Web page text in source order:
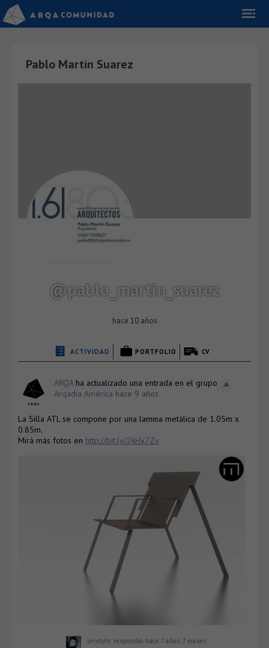
Pablo Martin Suarez
@pablo_martin_suarez
hace 10 años
ACTIVIDAD PORTFOLIO CV
ARQAha actualizado una entrada en el grupo
Arqadia América hace 9 años
La Silla ATL se compone por una lamina metálica de 1.05m x
0.85m.
Mirá más fotos en http://bit.ly/2kHx7Zv
yendyhc respondió hace 7 años, 7 meses